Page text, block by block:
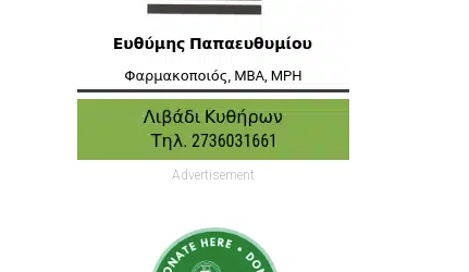
Advertisement